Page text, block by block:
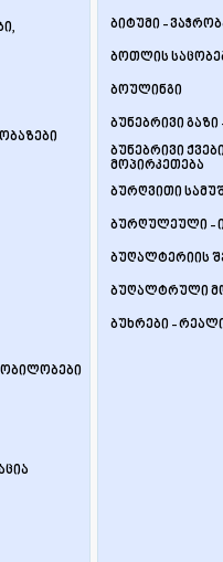
ბიტუმი -
ბოთლის
ბოულინგი
ბუნებრივი გაზი
ბუნებრივი
მოპირკეთება
ბურღვითი
ბურღულეული -
ბუღალტერიის
ბუღალტრული
ბუხრები -